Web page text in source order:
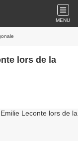
MENU
lors de la